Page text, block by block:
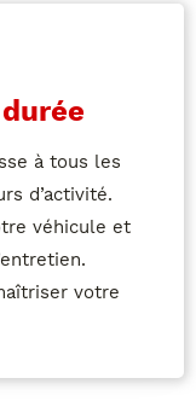
à tous les
d’activité.
véhicule et
votre